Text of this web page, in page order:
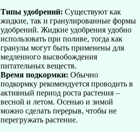
Типы удобрений: Существуют как
жидкие, так и гранулированные формы
удобрений. Жидкие удобрения удобно
использовать при поливе, тогда как
гранулы могут быть применены для
медленного высвобождения
питательных веществ.
Время подкормки: Обычно
подкормку рекомендуется проводить в
активный период роста растения –
весной и летом. Осенью и зимой
можно сделать перерыв, чтобы не
перегружать растение.